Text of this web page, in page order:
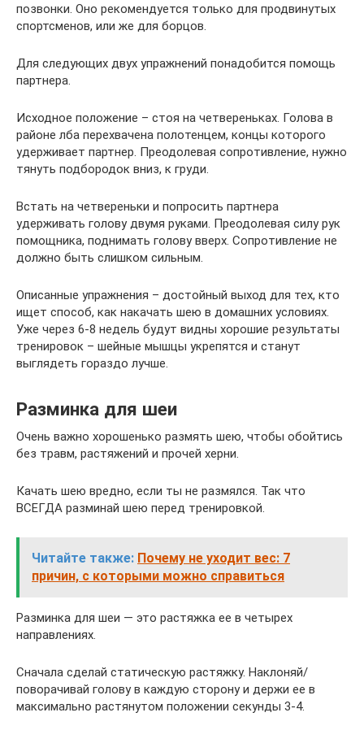
позвонки. Оно рекомендуется только для продвинутых
спортсменов, или же для борцов.
Для следующих двух упражнений понадобится помощь
партнера.
Исходное положение – стоя на четвереньках. Голова в
районе лба перехвачена полотенцем, концы которого
удерживает партнер. Преодолевая сопротивление, нужно
тянуть подбородок вниз, к груди.
Встать на четвереньки и попросить партнера
удерживать голову двумя руками. Преодолевая силу рук
помощника, поднимать голову вверх. Сопротивление не
должно быть слишком сильным.
Описанные упражнения – достойный выход для тех, кто
ищет способ, как накачать шею в домашних условиях.
Уже через 6-8 недель будут видны хорошие результаты
тренировок – шейные мышцы укрепятся и станут
выглядеть гораздо лучше.
Разминка для шеи
Очень важно хорошенько размять шею, чтобы обойтись
без травм, растяжений и прочей херни.
Качать шею вредно, если ты не размялся. Так что
ВСЕГДА разминай шею перед тренировкой.
Читайте также: Почему не уходит вес: 7
причин, с которыми можно справиться
Разминка для шеи — это растяжка ее в четырех
направлениях.
Сначала сделай статическую растяжку. Наклоняй/
поворачивай голову в каждую сторону и держи ее в
максимально растянутом положении секунды 3-4.